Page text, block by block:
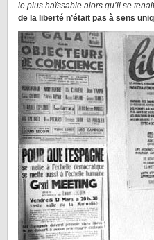
le plus haïssable alors qu’il se
de la liberté n’était pas à sens